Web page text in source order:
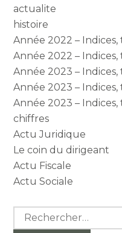
actualite
histoire
Année 2022 –
Année 2022 –
Année 2023 –
Année 2023 –
Année 2023 –
chiffres
Actu Juridique
Le coin du dirigeant
Actu Fiscale
Actu Sociale
Rechercher :